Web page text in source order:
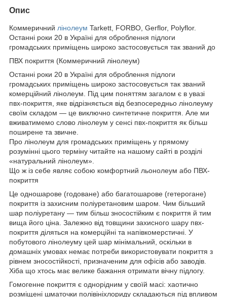
Опис
Коммеричний лінолеум Tarkett, FORBO, Gerflor, Polyflor.
Останні роки 20 в Україні для оброблення підлоги
громадських приміщень широко застосовується так званий до
ПВХ покриття (Коммеричний лінолеум)
Останні роки 20 в Україні для оброблення підлоги
громадських приміщень широко застосовується так званий
комерційний лінолеум. Під цим поняттям загалом є в увазі
пвх-покриття, яке відрізняється від безпосередньо лінолеуму
своїм складом — це виключно синтетичне покриття. Але ми
вживатимемо слово лінолеум у сенсі пвх-покриття як більш
поширене та звичне.
Про лінолеум для громадських приміщень у прямому
розумінні цього терміну читайте на нашому сайті в розділі
«натуральний лінолеум».
Що ж із себе являє собою комфортний льонолеум або ПВХ-
покриття
Це одношарове (годоване) або багатошарове (гетерогане)
покриття із захисним поліуретановим шаром. Чим більший
шар поліуретану — тим більш зносостійким є покриття й тим
вища його ціна. Залежно від товщини захисного шару пвх-
покриття діляться на комерційні та напівкомерстичні. У
побутового лінолеуму цей шар мінімальний, оскільки в
домашніх умовах немає потреби використовувати покриття з
рівнем зносостійкості, призначеним для офісів або заводів.
Хіба що хтось має велике бажання отримати вічну підлогу.
Гомогенне покриття є однорідним у своїй масі: хаотично
розміщені шматочки полівініхлориду складаються під впливом